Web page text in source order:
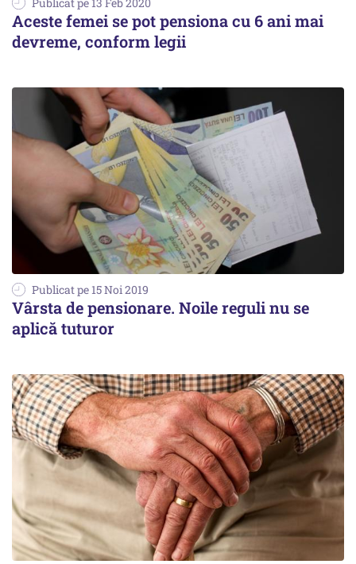
Aceste femei se pot pensiona cu 6 ani mai
devreme, conform legii
Publicat pe 15 Noi 2019
Vârsta de pensionare. Noile reguli nu se
aplică tuturor